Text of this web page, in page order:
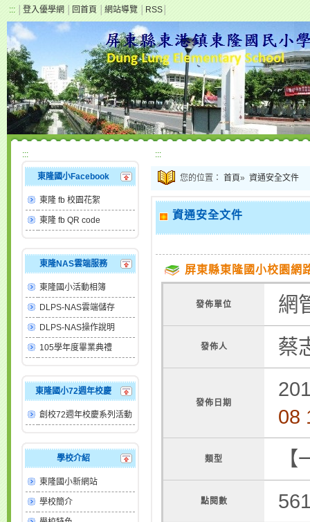
::: 登入優學網 回首頁 網站導覽 RSS
:::
東隆國小Facebook
東隆 fb 校園花絮
東隆 fb QR code
東隆NAS雲端服務
東隆國小活動相簿
DLPS-NAS雲端儲存
DLPS-NAS操作說明
105學年度畢業典禮
東隆國小72週年校慶
創校72週年校慶系列活動
學校介紹
東隆國小新網站
學校簡介
:::
您的位置： 首頁» 資通安全文件
資通安全文件
屏東縣東隆國小校園網
發佈單位 網
發佈人 蔡
發佈日期
08
類型
點閱數